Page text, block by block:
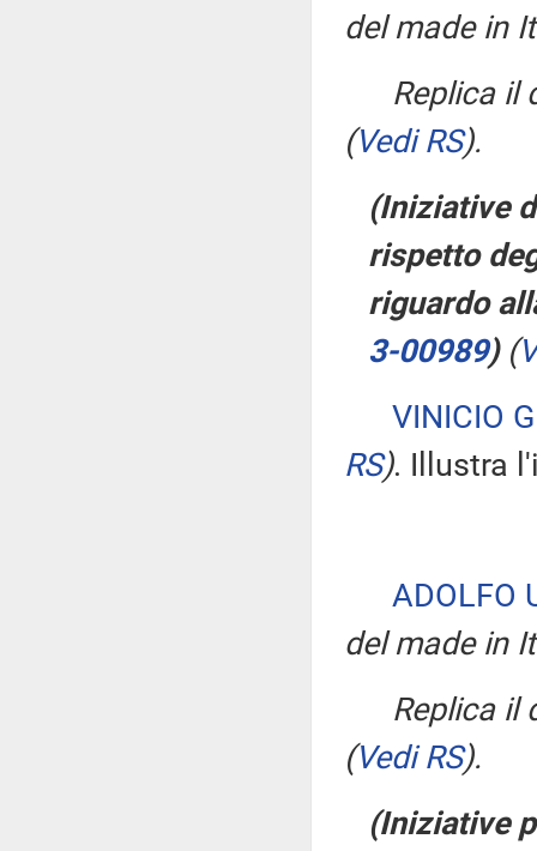
del made in
Replica il
(Vedi RS).
(Iniziative
rispetto
riguardo
3-00989) (
VINICIO
RS). Illustra
ADOLFO
del made in
Replica il
(Vedi RS).
(Iniziative